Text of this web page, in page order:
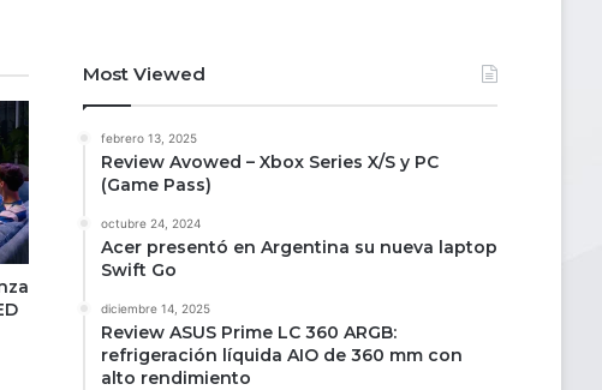
Most Viewed
febrero 13, 2025
Review Avowed – Xbox Series X/S y PC
(Game Pass)
octubre 24, 2024
Acer presentó en Argentina su nueva laptop
Swift Go
diciembre 14, 2025
Review ASUS Prime LC 360 ARGB:
refrigeración líquida AIO de 360 mm con
alto rendimiento